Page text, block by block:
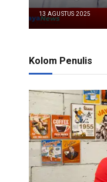
13 AGUSTUS 2025
Kolom Penulis